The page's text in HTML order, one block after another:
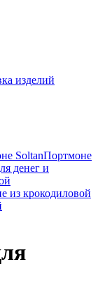
изделий
SoltanПортмоне
денег и
из крокодиловой